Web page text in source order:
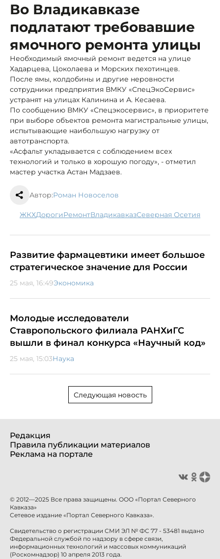
Во Владикавказе
подлатают требовавшие
ямочного ремонта улицы
Необходимый ямочный ремонт ведется на улице
Хадарцева, Цоколаева и Морских пехотинцев.
После ямы, колдобины и другие неровности
сотрудники предприятия ВМКУ «СпецЭкоСервис»
устранят на улицах Калинина и А. Кесаева.
По сообщению ВМКУ «Спецэкосервис», в приоритете
при выборе объектов ремонта магистральные улицы,
испытывающие наибольшую нагрузку от
автотранспорта.
«Асфальт укладывается с соблюдением всех
технологий и только в хорошую погоду», - отметил
мастер участка Астан Мадзаев.
Автор:Роман Новоселов
ЖКХ дороги ремонт Владикавказ Северная Осетия
Развитие фармацевтики имеет большое
стратегическое значение для России
25 мая, 16:49Экономика
Молодые исследователи
Ставропольского филиала РАНХиГС
вышли в финал конкурса «Научный код»
25 мая, 15:03Наука
Следующая новость
Редакция
Правила публикации материалов
Реклама на портале
© 2012—2025 Все права защищены. ООО «Портал Северного
Кавказа»
Сетевое издание «Портал Северного Кавказа».
Свидетельство о регистрации СМИ ЭЛ № ФС 77 - 53481 выдано
Федеральной службой по надзору в сфере связи,
информационных технологий и массовых коммуникаций
(Роскомнадзор) 10 апреля 2013 года.